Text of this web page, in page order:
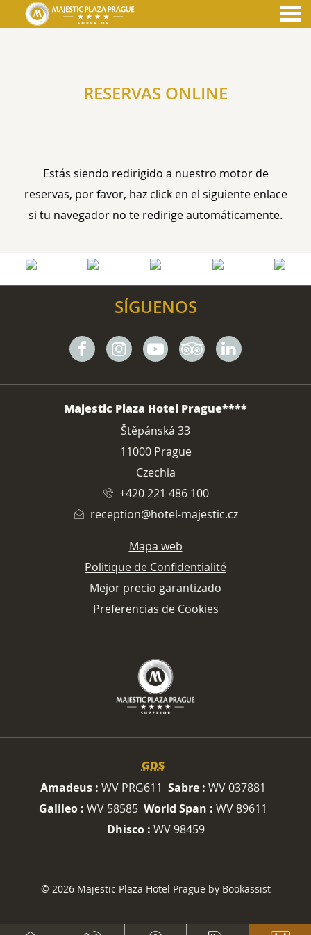
RESERVAS ONLINE
Estás siendo redirigido a nuestro motor de
reservas, por favor, haz click en el siguiente enlace
si tu navegador no te redirige automáticamente.
DIRECCIÓNMajestic Plaza Hotel Prague****
Štěpánská 33
11000 Prague
Czechia
+420 221 486 100
reception@hotel-majestic.cz
Mapa web
Politique de Confidentialité
Mejor precio garantizado
Preferencias de Cookies
SÍGUENOS
FacebookInstagram
YoutubeTripadvisor
Linkedin
GDS
Amadeus : WV PRG611 Sabre : WV 037881
Galileo : WV 58585 World Span : WV 89611
Dhisco : WV 98459
© 2026 Majestic Plaza Hotel Prague by Bookassist